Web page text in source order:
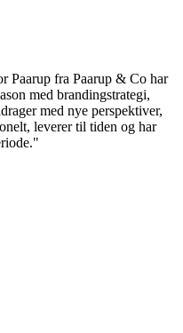
Paarup fra Paarup & Co har
med brandingstrategi,
med nye perspektiver,
leverer til tiden og har